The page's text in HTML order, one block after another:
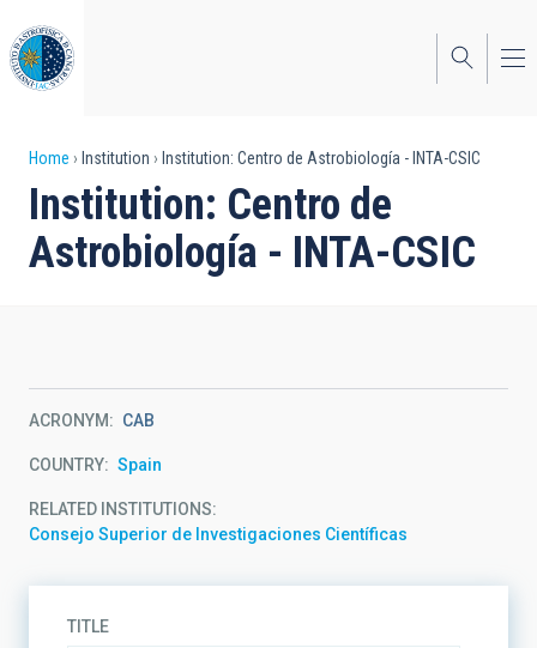
to
main
content
Breadcrumb
Home Institution Institution: Centro de Astrobiología - INTA-CSIC
Institution: Centro de
Astrobiología - INTA-CSIC
ACRONYM CAB
COUNTRY Spain
RELATED INSTITUTIONS
Consejo Superior de Investigaciones Científicas
TITLE